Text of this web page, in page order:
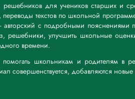
-ник-.
-ств-.
для учеников старших и
текстов по школьной
с подробными пояснениями
решебники, улучшить школьные
времени.
помогать школьникам и родителям в
совершенствуется, добавляются